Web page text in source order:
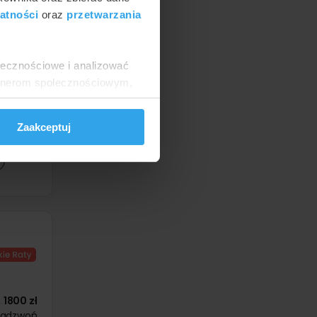
oraz przetwarzania
i analizować
społecznościowym,
od Ciebie lub
Zaakceptuj
300 zł
1800 zł